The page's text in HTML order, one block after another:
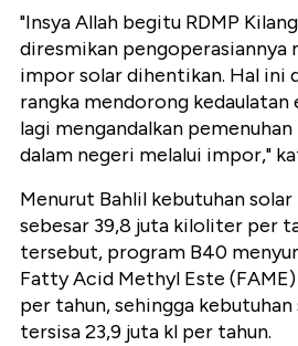
"Insya Allah begitu RDMP
diresmikan pengoperasiannya
impor solar dihentikan. Hal ini
rangka mendorong
lagi mengandalkan
dalam negeri melalui impor,"
Menurut Bahlil kebutuhan
sebesar 39,8 juta kiloliter per
tersebut, program B40
Fatty Acid Methyl Este (FAME)
per tahun, sehingga
tersisa 23,9 juta kl per tahun.